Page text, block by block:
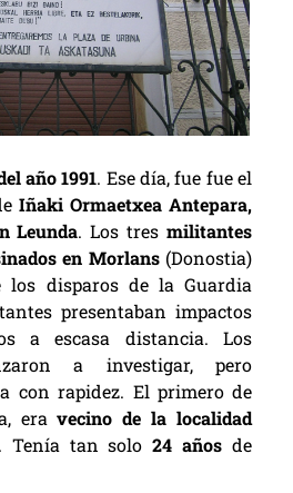
año 1991. Ese día, fue fue el
Iñaki Ormaetxea Antepara,
Leunda. Los tresmilitantes
en Morlans(Donostia)
los disparos de la Guardia
presentaban impactos
a escasa distancia. Los
a investigar, pero
con rapidez. El primero de
eravecino de la localidad
Tenía tan solo24 años de